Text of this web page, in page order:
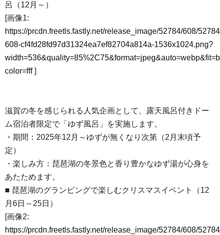
呂（12月～）
[画像1:
https://prcdn.freetls.fastly.net/release_image/52784/608/
608-cf4fd28fd97d31324ea7ef82704a814a-1536x1024.png?
color=fff]
滋賀の冬を感じられる人気企画として、露天風呂付きドー
ム宿泊者限定で「ゆず風呂」を実施します。
・期間：2025年12月～ゆずが無くなり次第（2月末頃予
定）
・楽しみ方：琵琶湖の冬景色と香り豊かなゆず湯が心身を
あたためます。
■ 琵琶湖のグランピングで楽しむクリスマスイベント（12
月6日～25日）
[画像2:
https://prcdn.freetls.fastly.net/release_image/52784/608/